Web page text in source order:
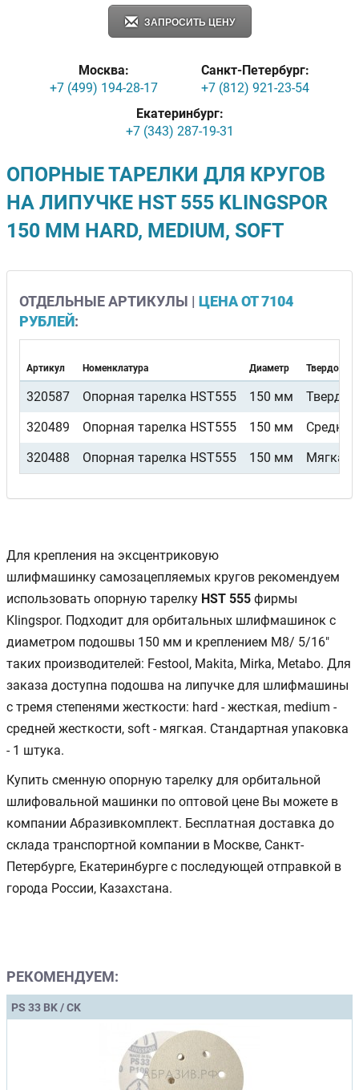
ЗАПРОСИТЬ ЦЕНУ
Москва:
+7 (499) 194-28-17
Санкт-Петербург:
+7 (812) 921-23-54
Екатеринбург:
+7 (343) 287-19-31
ОПОРНЫЕ ТАРЕЛКИ ДЛЯ КРУГОВ
НА ЛИПУЧКЕ HST 555 KLINGSPOR
150 ММ HARD, MEDIUM, SOFT
ОТДЕЛЬНЫЕ АРТИКУЛЫ | ЦЕНА ОТ 7104
РУБЛЕЙ:
Артикул Номенклатура Диаметр Твердость
320587 Опорная тарелка HST555 150 мм
Твердая
320489
Опорная тарелка HST555 150 мм
Средняя
320488
Опорная тарелка HST555 150 мм Мягкая
Для крепления на эксцентриковую
шлифмашинку самозацепляемых кругов рекомендуем
использовать опорную тарелку HST 555 фирмы
Klingspor. Подходит для орбитальных шлифмашинок с
диаметром подошвы 150 мм и креплением M8/ 5/16"
таких производителей: Festool, Makita, Mirka, Metabo. Для
заказа доступна подошва на липучке для шлифмашины
с тремя степенями жесткости: hard - жесткая, medium -
средней жесткости, soft - мягкая. Стандартная упаковка
- 1 штука.
Купить сменную опорную тарелку для орбитальной
шлифовальной машинки по оптовой цене Вы можете в
компании Абразивкомплект. Бесплатная доставка до
склада транспортной компании в Москве, Санкт-
Петербурге, Екатеринбурге с последующей отправкой в
города России, Казахстана.
РЕКОМЕНДУЕМ:
PS 33 BK / CK